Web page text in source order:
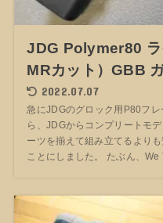
JDG Polymer80
MRカット）GBB
2022.07.07
急にJDGのグロック用P80フ
ら、JDGからコンプリートモ
ーツを揃えて組み立てるより
ことにしました。 たぶん、We